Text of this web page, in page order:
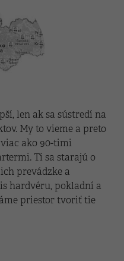
len ak sa sústredí na
. My to vieme a preto
ako 90-timi
Tí sa starajú o
prevádzke a
hardvéru, pokladní a
priestor tvoriť tie